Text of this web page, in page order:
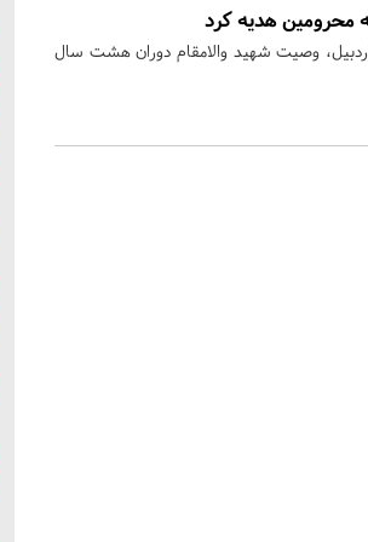
محرومین هدیه کرد
وصیت شهید والامقام دوران هشت سال